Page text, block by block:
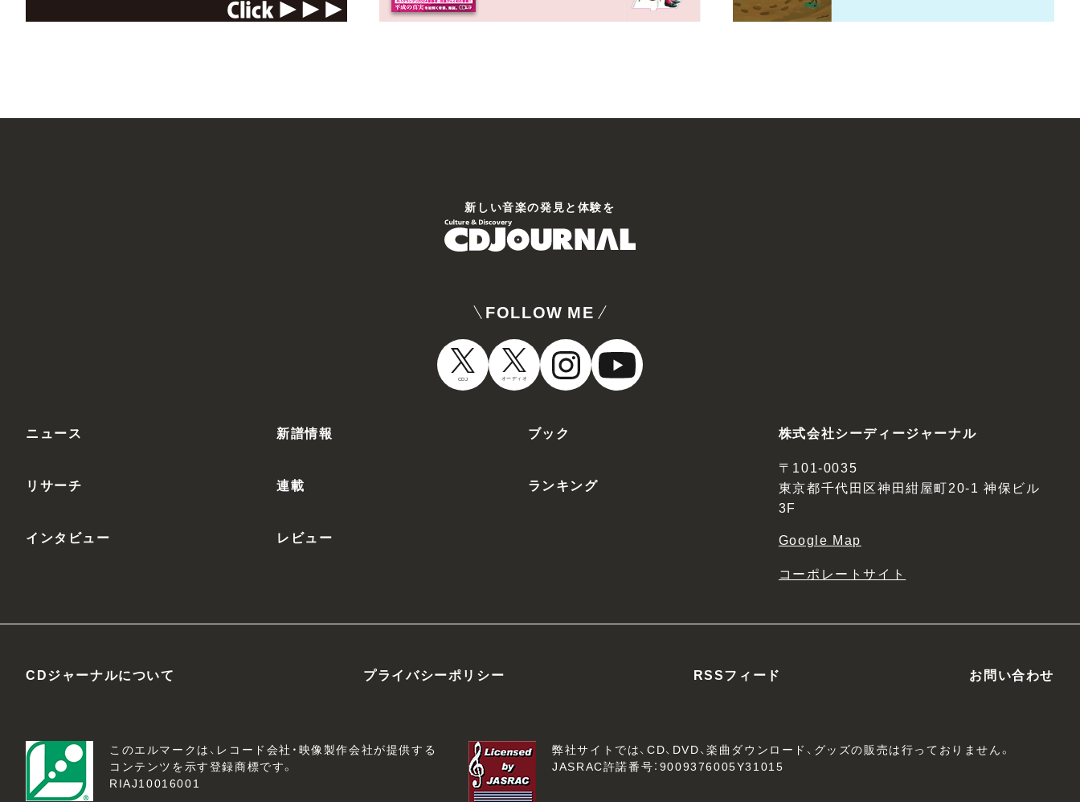
新しい⾳楽の発⾒と体験を
FOLLOW ME
CDJ オーディオ
ニュース 新譜情報 ブック
リサーチ 連載 ランキング
インタビュー レビュー
株式会社シーディージャーナル
〒101-0035
東京都千代田区神田紺屋町20-1 神保ビル
3F
Google Map
コーポレートサイト
CDジャーナルについて プライバシーポリシー RSSフィード お問い合わせ
このエルマークは、レコード会社・映像製作会社が提供する
コンテンツを示す登録商標です。
RIAJ10016001
弊社サイトでは、CD、DVD、楽曲ダウンロード、グッズの販売は行っておりません。
JASRAC許諾番号：9009376005Y31015